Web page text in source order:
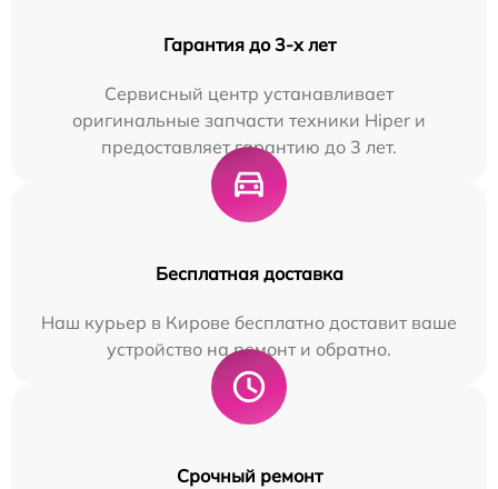
Гарантия до 3-х лет
Сервисный центр устанавливает
оригинальные запчасти техники Hiper и
предоставляет гарантию до 3 лет.
Бесплатная доставка
Наш курьер в Кирове бесплатно доставит ваше
устройство на ремонт и обратно.
Срочный ремонт